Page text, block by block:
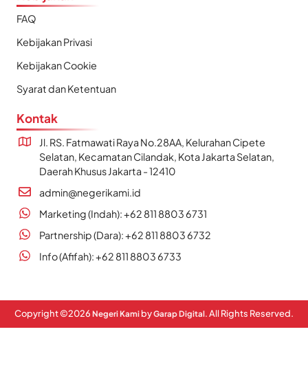
FAQ
Kebijakan Privasi
Kebijakan Cookie
Syarat dan Ketentuan
Kontak
Jl. RS. Fatmawati Raya No.28AA, Kelurahan Cipete
Selatan, Kecamatan Cilandak, Kota Jakarta Selatan,
Daerah Khusus Jakarta - 12410
admin@negerikami.id
Marketing (Indah): +62 811 8803 6731
Partnership (Dara): +62 811 8803 6732
Info (Afifah): +62 811 8803 6733
Copyright ©2026 Negeri Kami byGarap Digital. All Rights Reserved.